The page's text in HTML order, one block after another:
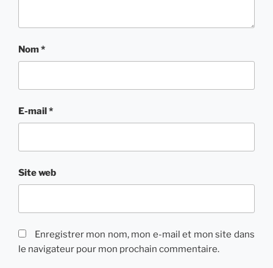
Nom*
E-mail*
Site web
Enregistrer mon nom, mon e-mail et mon site dans
le navigateur pour mon prochain commentaire.